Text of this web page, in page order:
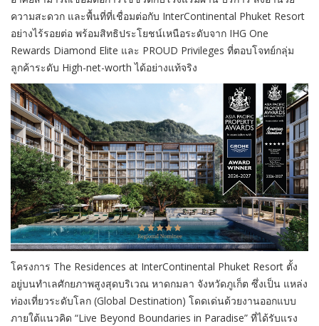
ความสะดวก และพื้นที่ที่เชื่อมต่อกับ InterContinental Phuket Resort
อย่างไร้รอยต่อ พร้อมสิทธิประโยชน์เหนือระดับจาก IHG One
Rewards Diamond Elite และ PROUD Privileges ที่ตอบโจทย์กลุ่ม
ลูกค้าระดับ High-net-worth ได้อย่างแท้จริง
โครงการ The Residences at InterContinental Phuket Resort ตั้ง
อยู่บนทำเลศักยภาพสูงสุดบริเวณ หาดกมลา จังหวัดภูเก็ต ซึ่งเป็น แหล่ง
ท่องเที่ยวระดับโลก (Global Destination) โดดเด่นด้วยงานออกแบบ
ภายใต้แนวคิด “Live Beyond Boundaries in Paradise” ที่ได้รับแรง